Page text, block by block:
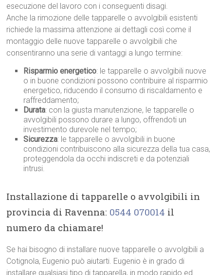
esecuzione del lavoro con i conseguenti disagi.
Anche la rimozione delle tapparelle o avvolgibili esistenti
richiede la massima attenzione ai dettagli così come il
montaggio delle nuove tapparelle o avvolgibili che
consentiranno una serie di vantaggi a lungo termine:
Risparmio energetico: le tapparelle o avvolgibili nuove
o in buone condizioni possono contribuire al risparmio
energetico, riducendo il consumo di riscaldamento e
raffreddamento;
Durata: con la giusta manutenzione, le tapparelle o
avvolgibili possono durare a lungo, offrendoti un
investimento durevole nel tempo;
Sicurezza: le tapparelle o avvolgibili in buone
condizioni contribuiscono alla sicurezza della tua casa,
proteggendola da occhi indiscreti e da potenziali
intrusi.
Installazione di tapparelle o avvolgibili in
provincia di Ravenna: 0544 070014 il
numero da chiamare!
Se hai bisogno di installare nuove tapparelle o avvolgibili a
Cotignola, Eugenio può aiutarti. Eugenio è in grado di
installare qualsiasi tipo di tapparella, in modo rapido ed